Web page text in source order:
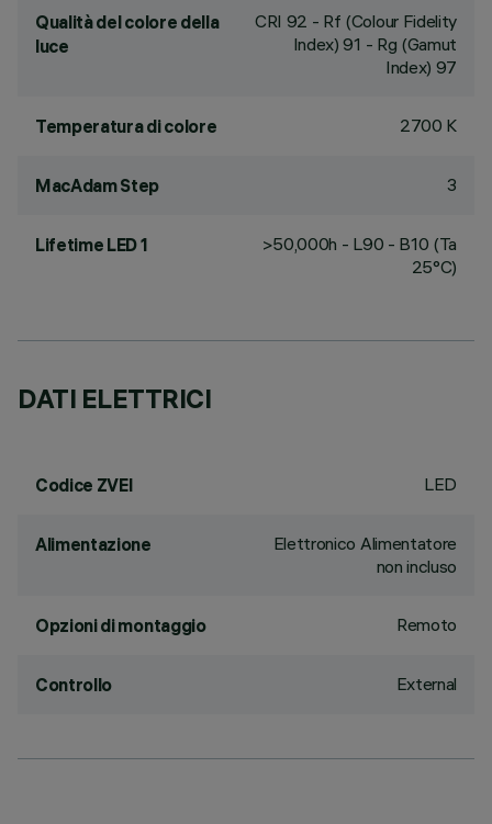
Qualità del colore della
luce
CRI 92 - Rf (Colour Fidelity
Index) 91 - Rg (Gamut
Index) 97
Temperatura di colore 2700 K
MacAdam Step 3
Lifetime LED 1
>50,000h - L90 - B10 (Ta
25°C)
DATI ELETTRICI
Codice ZVEI LED
Alimentazione
Elettronico Alimentatore
non incluso
Opzioni di montaggio Remoto
Controllo External